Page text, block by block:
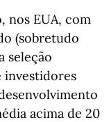
nos EUA, com
(sobretudo
seleção
investidores
acima de 20